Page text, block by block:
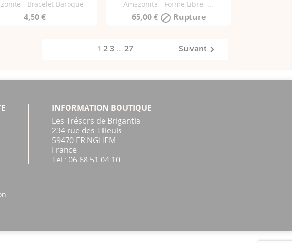
- Bracelet Baroque
4,50 €
Amazonite - Forme Libre -...
65,00 €  Rupture
123 … 27 Suivant 
INFORMATION BOUTIQUE
Les Trésors de Brigantia
234 rue des Tilleuls
59470 ERINGHEM
France
Tel : 06 68 51 04 10